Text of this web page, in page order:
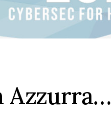
Azzurra…